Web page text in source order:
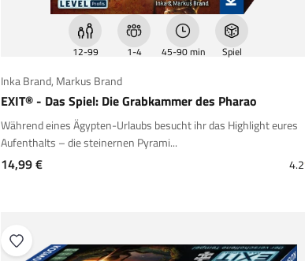
12-99 1-4 45-90 min Spiel
Inka Brand, Markus Brand
EXIT® - Das Spiel: Die Grabkammer des Pharao
Während eines Ägypten-Urlaubs besucht ihr das Highlight eures
Aufenthalts – die steinernen Pyrami...
Angebot
14,99 € 4.2